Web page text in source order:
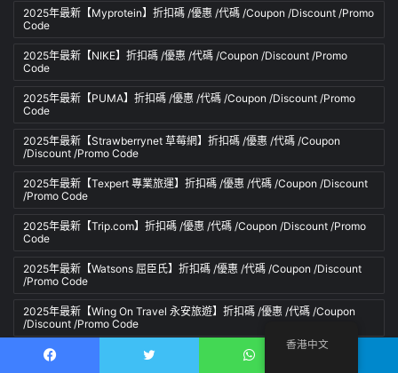
2025年最新【Myprotein】折扣碼 /優惠 /代碼 /Coupon /Discount /Promo
Code
2025年最新【NIKE】折扣碼 /優惠 /代碼 /Coupon /Discount /Promo
Code
2025年最新【PUMA】折扣碼 /優惠 /代碼 /Coupon /Discount /Promo
Code
2025年最新【Strawberrynet 草莓網】折扣碼 /優惠 /代碼 /Coupon
/Discount /Promo Code
2025年最新【Texpert 專業旅運】折扣碼 /優惠 /代碼 /Coupon /Discount
/Promo Code
2025年最新【Trip.com】折扣碼 /優惠 /代碼 /Coupon /Discount /Promo
Code
2025年最新【Watsons 屈臣氏】折扣碼 /優惠 /代碼 /Coupon /Discount
/Promo Code
2025年最新【Wing On Travel 永安旅遊】折扣碼 /優惠 /代碼 /Coupon
/Discount /Promo Code
2025年最新【ZALORA】折扣碼 /優惠 /代碼 /Coupon /Discount /Promo
香港中文